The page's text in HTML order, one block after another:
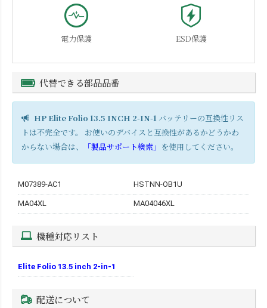
電力保護 ESD保護
代替できる部品品番
HP Elite Folio 13.5 INCH 2-IN-1 バッテリーの互換性リス
トは不完全です。 お使いのデバイスと互換性があるかどうかわ
からない場合は、
「製品サポート検索」 を使用してください。
M07389-AC1 HSTNN-OB1U
MA04XL MA04046XL
機種対応リスト
Elite Folio 13.5 inch 2-in-1
配送について